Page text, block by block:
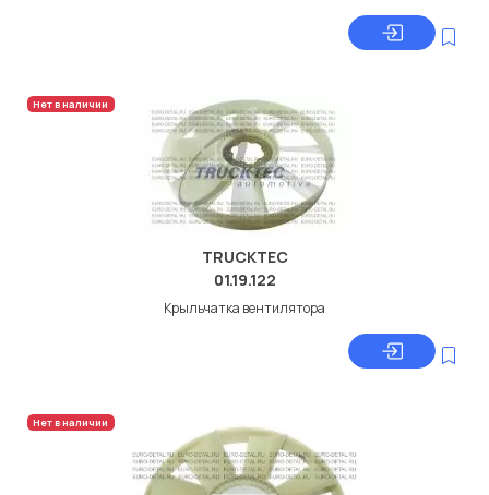
Нет в наличии
TRUCKTEC
01.19.122
Крыльчатка вентилятора
Нет в наличии